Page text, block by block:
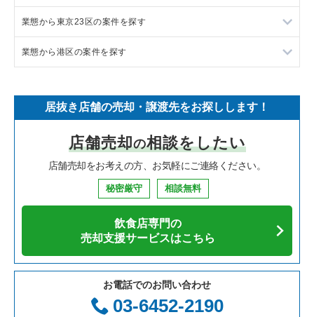
イタリア料理の居抜き売却物件の案件一覧
中華の居抜き売却物件の案件一覧
寿司の居抜き売却物件の案件一覧
焼肉の居抜き売却物件の案件一覧
鉄板焼き・お好み焼の居抜き売却物件の案件一覧
カフェの居抜き売却物件の案件一覧
テイクアウトの居抜き売却物件の案件一覧
お弁当・惣菜・デリの居抜き売却物件の案件一覧
東京都下の飲食店の居抜き売却物件の案件一覧
千葉県の飲食店の居抜き売却物件の案件一覧
神奈川県の飲食店の居抜き売却物件の案件一覧
大阪府の飲食店の居抜き売却物件の案件一覧
兵庫県の飲食店の居抜き売却物件の案件一覧
愛知県の飲食店の居抜き売却物件の案件一覧
岐阜県の飲食店の居抜き売却物件の案件一覧
三重県の飲食店の居抜き売却物件の案件一覧
目黒区の飲食店の居抜き売却物件の案件一覧
渋谷区の飲食店の居抜き売却物件の案件一覧
新宿区の飲食店の居抜き売却物件の案件一覧
葛飾区の飲食店の居抜き売却物件の案件一覧
中央区の飲食店の居抜き売却物件の案件一覧
千代田区の飲食店の居抜き売却物件の案件一覧
港区の飲食店の居抜き売却物件の案件一覧
足立区の飲食店の居抜き売却物件の案件一覧
業態から東京23区の案件を探す
東京23区のラーメンの居抜き売却物件の案件一覧
東京23区のイタリア料理の居抜き売却物件の案件一覧
東京23区の中華の居抜き売却物件の案件一覧
東京23区のそば・うどんの居抜き売却物件の案件一覧
東京23区の焼肉の居抜き売却物件の案件一覧
東京23区の鉄板焼き・お好み焼の居抜き売却物件の案件一覧
東京23区のアジア料理の居抜き売却物件の案件一覧
業態から港区の案件を探す
港区のフランス料理の居抜き売却物件の案件一覧
港区のイタリア料理の居抜き売却物件の案件一覧
港区の中華の居抜き売却物件の案件一覧
港区の寿司の居抜き売却物件の案件一覧
港区の焼肉の居抜き売却物件の案件一覧
港区の鉄板焼き・お好み焼の居抜き売却物件の案件一覧
居抜き店舗の売却・譲渡先をお探しします！
店舗売却の相談をしたい
店舗売却をお考えの方、お気軽にご連絡ください。
秘密厳守 相談無料
飲食店専門の
売却支援サービスはこちら
お電話でのお問い合わせ
03-6452-2190